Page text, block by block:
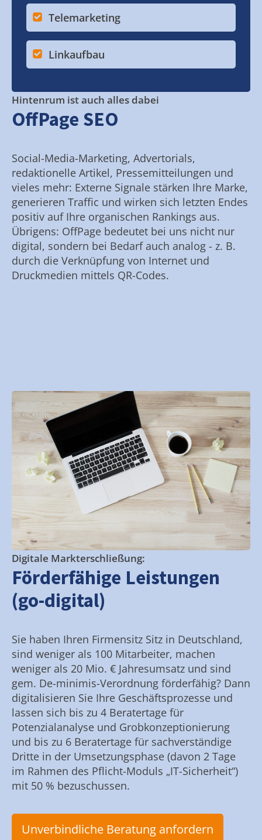
Telemarketing
Linkaufbau
Hintenrum ist auch alles dabei
OffPage SEO
Social-Media-Marketing, Advertorials,
redaktionelle Artikel, Pressemitteilungen und
vieles mehr: Externe Signale stärken Ihre Marke,
generieren Traffic und wirken sich letzten Endes
positiv auf Ihre organischen Rankings aus.
Übrigens: OffPage bedeutet bei uns nicht nur
digital, sondern bei Bedarf auch analog - z. B.
durch die Verknüpfung von Internet und
Druckmedien mittels QR-Codes.
Digitale Markterschließung:
Förderfähige Leistungen
(go-digital)
Sie haben Ihren Firmensitz Sitz in Deutschland,
sind weniger als 100 Mitarbeiter, machen
weniger als 20 Mio. € Jahresumsatz und sind
gem. De-minimis-Verordnung förderfähig? Dann
digitalisieren Sie Ihre Geschäftsprozesse und
lassen sich bis zu 4 Beratertage für
Potenzialanalyse und Grobkonzeptionierung
und bis zu 6 Beratertage für sachverständige
Dritte in der Umsetzungsphase (davon 2 Tage
im Rahmen des Pflicht-Moduls „IT-Sicherheit“)
mit 50 % bezuschussen.
Unverbindliche Beratung anfordern